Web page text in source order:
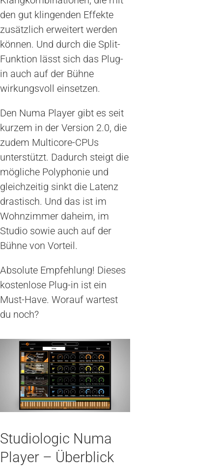
den gut klingenden Effekte
zusätzlich erweitert werden
können. Und durch die Split-
Funktion lässt sich das Plug-
in auch auf der Bühne
wirkungsvoll einsetzen.
Den Numa Player gibt es seit
kurzem in der Version 2.0, die
zudem Multicore-CPUs
unterstützt. Dadurch steigt die
mögliche Polyphonie und
gleichzeitig sinkt die Latenz
drastisch. Und das ist im
Wohnzimmer daheim, im
Studio sowie auch auf der
Bühne von Vorteil.
Absolute Empfehlung! Dieses
kostenlose Plug-in ist ein
Must-Have. Worauf wartest
du noch?
Studiologic Numa
Player – Überblick